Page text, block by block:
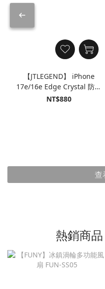
【JTLEGEND】 iPhone
17e/16e Edge Crystal 防摔
磁吸保護殼
NT$880
查
熱銷商